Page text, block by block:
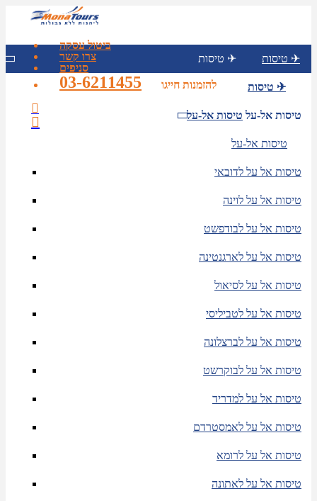
ביטול עסקה
צרו קשר
סניפים
להזמנות חייגו
03-6211455
טיסות ✈ טיסות ✈
טיסות ✈
טיסות אל-על טיסות אל-על
טיסות אל-על
טיסות אל על לדובאי
טיסות אל על לוינה
טיסות אל על לבודפשט
טיסות אל על לארגנטינה
טיסות אל על לסיאול
טיסות אל על לטביליסי
טיסות אל על לברצלונה
טיסות אל על לבוקרשט
טיסות אל על למדריד
טיסות אל על לאמסטרדם
טיסות אל על לרומא
טיסות אל על לאתונה